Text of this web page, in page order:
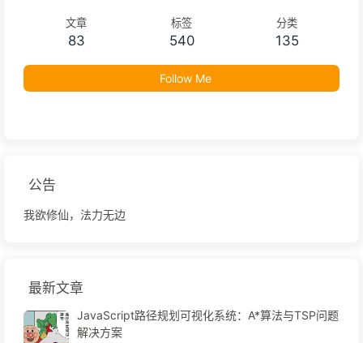
文章
83
标签
540
分类
135
Follow Me
公告
我欲修仙，法力无边
最新文章
JavaScript路径规划可视化系统：A*算法与TSP问题
解决方案